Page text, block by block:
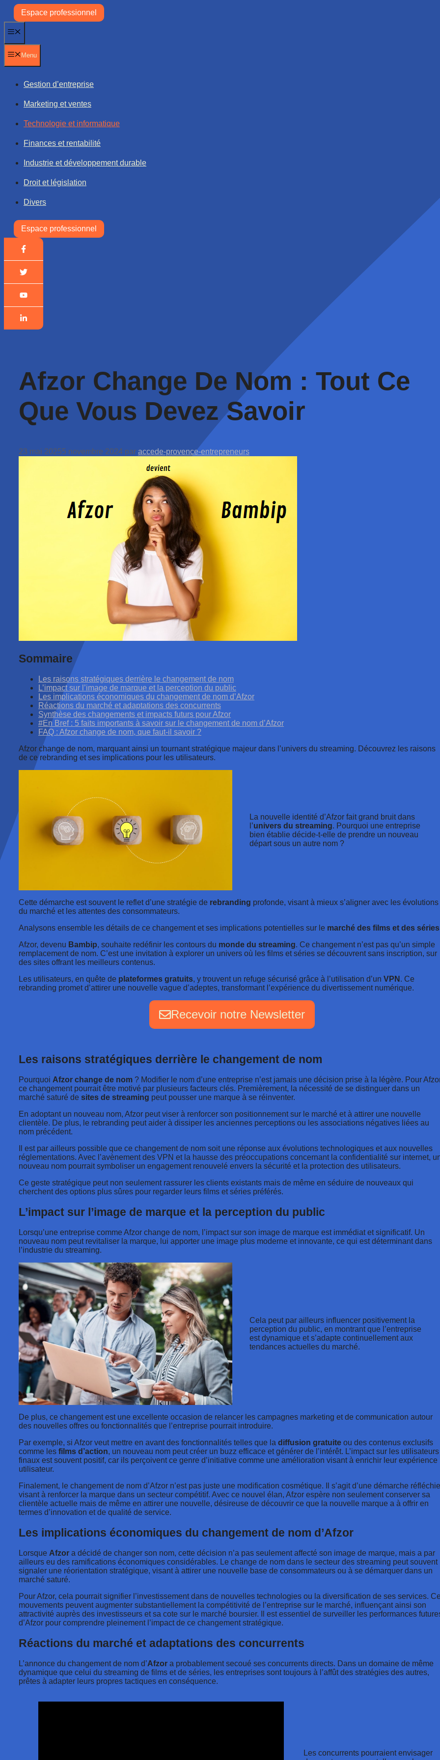
Aller
contenu
Espace professionnel
Menu
Gestion d’entreprise
Marketing et ventes
Technologie et informatique
Finances et rentabilité
Industrie et développement durable
Droit et législation
Divers
Espace professionnel
Afzor Change De Nom : Tout Ce
Que Vous Devez Savoir
23 mai 20255 novembre 2024 par accede-provence-entrepreneurs
Sommaire
Les raisons stratégiques derrière le changement de nom
L’impact sur l’image de marque et la perception du public
Les implications économiques du changement de nom d’Afzor
Réactions du marché et adaptations des concurrents
Synthèse des changements et impacts futurs pour Afzor
#En Bref : 5 faits importants à savoir sur le changement de nom d’Afzor
FAQ : Afzor change de nom, que faut-il savoir ?
Afzor change de nom, marquant ainsi un tournant stratégique majeur dans l’univers du streaming. Découvrez les raisons
de ce rebranding et ses implications pour les utilisateurs.
La nouvelle identité d’Afzor fait grand bruit dans
l’univers du streaming. Pourquoi une entreprise
bien établie décide-t-elle de prendre un nouveau
départ sous un autre nom ?
Cette démarche est souvent le reflet d’une stratégie de rebranding profonde, visant à mieux s’aligner avec les évolutions
du marché et les attentes des consommateurs.
Analysons ensemble les détails de ce changement et ses implications potentielles sur le marché des films et des séries
Afzor, devenu Bambip, souhaite redéfinir les contours du monde du streaming. Ce changement n’est pas qu’un simple
remplacement de nom. C’est une invitation à explorer un univers où les films et séries se découvrent sans inscription, sur
des sites offrant les meilleurs contenus.
Les utilisateurs, en quête de plateformes gratuits, y trouvent un refuge sécurisé grâce à l’utilisation d’un VPN . Ce
rebranding promet d’attirer une nouvelle vague d’adeptes, transformant l’expérience du divertissement numérique.
Recevoir notre Newsletter
Les raisons stratégiques derrière le changement de nom
Pourquoi Afzor change de nom ? Modifier le nom d’une entreprise n’est jamais une décision prise à la légère. Pour
ce changement pourrait être motivé par plusieurs facteurs clés. Premièrement, la nécessité de se distinguer dans un
marché saturé de sites de streaming peut pousser une marque à se réinventer.
En adoptant un nouveau nom, Afzor peut viser à renforcer son positionnement sur le marché et à attirer une nouvelle
clientèle. De plus, le rebranding peut aider à dissiper les anciennes perceptions ou les associations négatives liées au
nom précédent.
Il est par ailleurs possible que ce changement de nom soit une réponse aux évolutions technologiques et aux nouvelles
réglementations. Avec l’avènement des VPN et la hausse des préoccupations concernant la confidentialité sur internet,
nouveau nom pourrait symboliser un engagement renouvelé envers la sécurité et la protection des utilisateurs.
Ce geste stratégique peut non seulement rassurer les clients existants mais de même en séduire de nouveaux qui
cherchent des options plus sûres pour regarder leurs films et séries préférés.
L’impact sur l’image de marque et la perception du public
Lorsqu’une entreprise comme Afzor change de nom, l’impact sur son image de marque est immédiat et significatif. Un
nouveau nom peut revitaliser la marque, lui apporter une image plus moderne et innovante, ce qui est déterminant dans
l’industrie du streaming.
Cela peut par ailleurs influencer positivement la
perception du public, en montrant que l’entreprise
est dynamique et s’adapte continuellement aux
tendances actuelles du marché.
De plus, ce changement est une excellente occasion de relancer les campagnes marketing et de communication autour
des nouvelles offres ou fonctionnalités que l’entreprise pourrait introduire.
Par exemple, si Afzor veut mettre en avant des fonctionnalités telles que la diffusion gratuite ou des contenus exclusifs
comme les films d’action, un nouveau nom peut créer un buzz efficace et générer de l’intérêt. L’impact sur les utilisateurs
finaux est souvent positif, car ils perçoivent ce genre d’initiative comme une amélioration visant à enrichir leur expérience
utilisateur.
Finalement, le changement de nom d’Afzor n’est pas juste une modification cosmétique. Il s’agit d’une démarche réfléchie
visant à renforcer la marque dans un secteur compétitif. Avec ce nouvel élan, Afzor espère non seulement conserver sa
clientèle actuelle mais de même en attirer une nouvelle, désireuse de découvrir ce que la nouvelle marque a à offrir en
termes d’innovation et de qualité de service.
Les implications économiques du changement de nom d’Afzor
Lorsque Afzor a décidé de changer son nom, cette décision n’a pas seulement affecté son image de marque, mais a par
ailleurs eu des ramifications économiques considérables. Le change de nom dans le secteur des streaming peut souvent
signaler une réorientation stratégique, visant à attirer une nouvelle base de consommateurs ou à se démarquer dans un
marché saturé.
Pour Afzor, cela pourrait signifier l’investissement dans de nouvelles technologies ou la diversification de ses services.
mouvements peuvent augmenter substantiellement la compétitivité de l’entreprise sur le marché, influençant ainsi son
attractivité auprès des investisseurs et sa cote sur le marché boursier. Il est essentiel de surveiller les performances
d’Afzor pour comprendre pleinement l’impact de ce changement stratégique.
Réactions du marché et adaptations des concurrents
L’annonce du changement de nom d’Afzor a probablement secoué ses concurrents directs. Dans un domaine de même
dynamique que celui du streaming de films et de séries, les entreprises sont toujours à l’affût des stratégies des autres,
prêtes à adapter leurs propres tactiques en conséquence.
Les concurrents pourraient envisager